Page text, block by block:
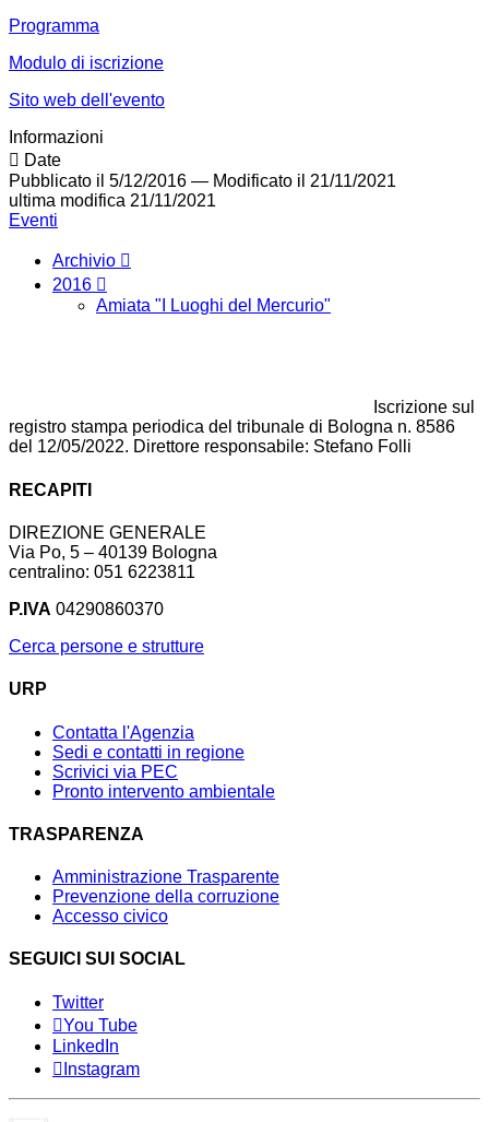
Programma
Modulo di iscrizione
Sito web dell'evento
Informazioni
Date
Pubblicato il 5/12/2016 — Modificato il 21/11/2021
ultima modifica 21/11/2021
Eventi
Archivio
2016
Amiata "I Luoghi del Mercurio"
Iscrizione sul
registro stampa periodica del tribunale di Bologna n. 8586
del 12/05/2022. Direttore responsabile: Stefano Folli
RECAPITI
DIREZIONE GENERALE
Via Po, 5 – 40139 Bologna
centralino: 051 6223811
P.IVA 04290860370
Cerca persone e strutture
URP
Contatta l'Agenzia
Sedi e contatti in regione
Scrivici via PEC
Pronto intervento ambientale
TRASPARENZA
Amministrazione Trasparente
Prevenzione della corruzione
Accesso civico
SEGUICI SUI SOCIAL
Twitter
You Tube
LinkedIn
Instagram